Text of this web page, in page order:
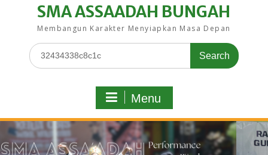
SMA ASSAADAH BUNGAH
Membangun Karakter Menyiapkan Masa Depan
Search
for:
Menu